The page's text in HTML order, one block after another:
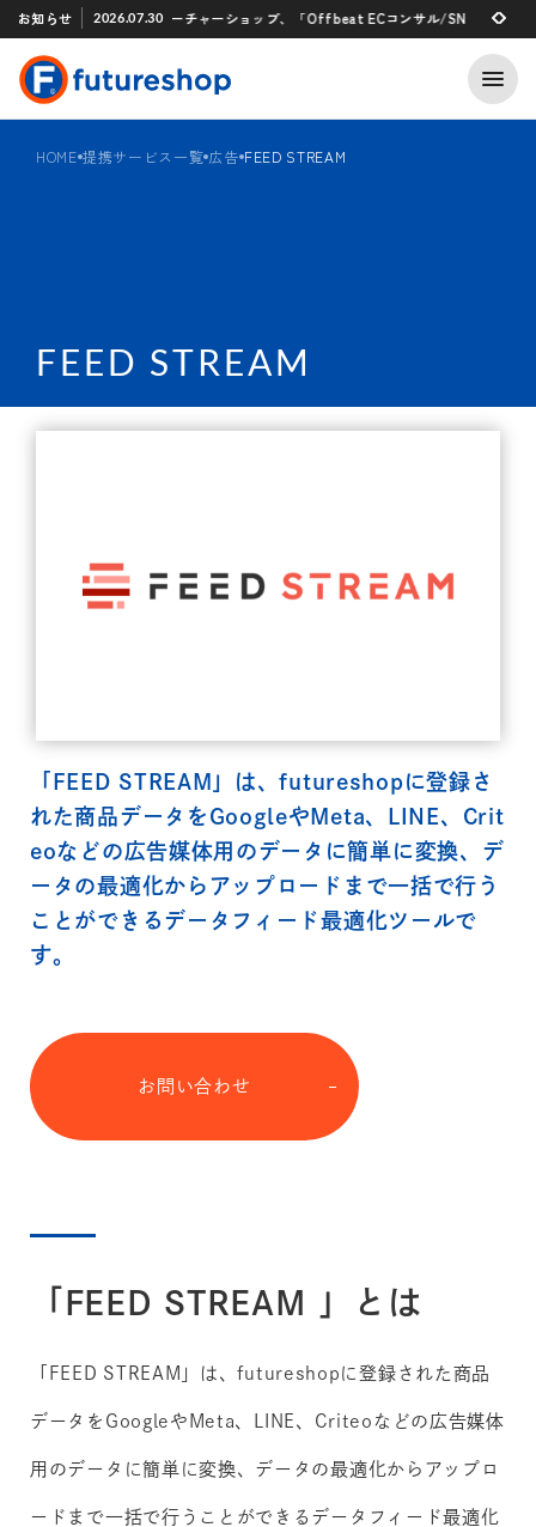
お知らせ
アプリ 「STAFF START」とのタグ連携を開始
2026.07.30
フューチャーショップ、「Offbeat ECコンサル/SNSマーケティング
2026.07.29
HOME 提携サービス一覧 広告 FEED STREAM
FEED STREAM
「FEED STREAM」は、futureshopに登録さ
れた商品データをGoogleやMeta、LINE、Crit
eoなどの広告媒体用のデータに簡単に変換、デ
ータの最適化からアップロードまで一括で行う
ことができるデータフィード最適化ツールで
す。
お問い合わせ
「FEED STREAM 」とは
「FEED STREAM」は、futureshopに登録された商品
データをGoogleやMeta、LINE、Criteoなどの広告媒体
用のデータに簡単に変換、データの最適化からアップロ
ードまで一括で行うことができるデータフィード最適化